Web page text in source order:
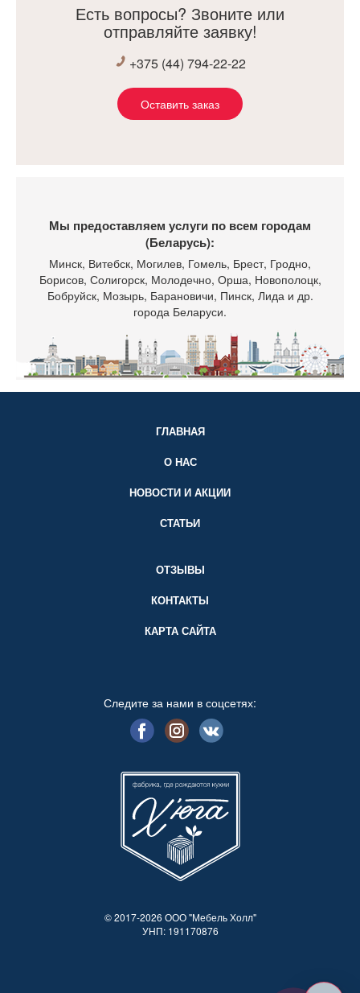
Есть вопросы? Звоните или
отправляйте заявку!
+375 (44) 794-22-22
Оставить заказ
Мы предоставляем услуги по всем городам
(Беларусь):
Минск, Витебск, Могилев, Гомель, Брест, Гродно,
Борисов, Солигорск, Молодечно, Орша, Новополоцк,
Бобруйск, Мозырь, Барановичи, Пинск, Лида и др.
города Беларуси.
© 2017-2026 ООО "Мебель Холл"
УНП: 191170876
ГЛАВНАЯ
О НАС
НОВОСТИ И АКЦИИ
СТАТЬИ
ОТЗЫВЫ
КОНТАКТЫ
КАРТА САЙТА
Следите за нами в соцсетях: